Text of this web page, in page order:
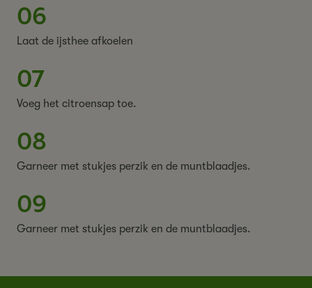
06
Laat de ijsthee afkoelen
07
Voeg het citroensap toe.
08
Garneer met stukjes perzik en de muntblaadjes.
09
Garneer met stukjes perzik en de muntblaadjes.